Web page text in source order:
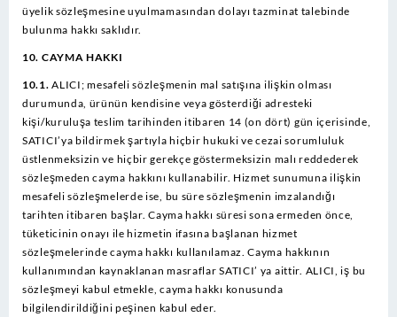
üyelik sözleşmesine uyulmamasından dolayı tazminat talebinde
bulunma hakkı saklıdır.
10. CAYMA HAKKI
10.1. ALICI; mesafeli sözleşmenin mal satışına ilişkin olması
durumunda, ürünün kendisine veya gösterdiği adresteki
kişi/kuruluşa teslim tarihinden itibaren 14 (on dört) gün içerisinde,
SATICI’ya bildirmek şartıyla hiçbir hukuki ve cezai sorumluluk
üstlenmeksizin ve hiçbir gerekçe göstermeksizin malı reddederek
sözleşmeden cayma hakkını kullanabilir. Hizmet sunumuna ilişkin
mesafeli sözleşmelerde ise, bu süre sözleşmenin imzalandığı
tarihten itibaren başlar. Cayma hakkı süresi sona ermeden önce,
tüketicinin onayı ile hizmetin ifasına başlanan hizmet
sözleşmelerinde cayma hakkı kullanılamaz. Cayma hakkının
kullanımından kaynaklanan masraflar SATICI’ ya aittir. ALICI, iş bu
sözleşmeyi kabul etmekle, cayma hakkı konusunda
bilgilendirildiğini peşinen kabul eder.